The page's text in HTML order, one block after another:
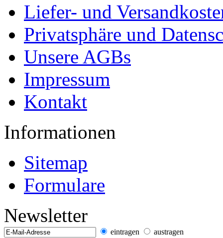
Liefer- und
Privatsphäre und
Unsere AGBs
Impressum
Kontakt
Informationen
Sitemap
Formulare
Newsletter
eintragen austragen